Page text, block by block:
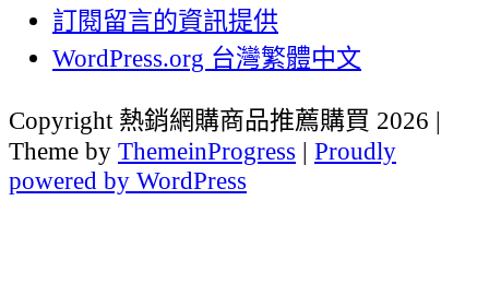
訂閱留言的資訊提供
WordPress.org 台灣繁體中文
Copyright 熱銷網購商品推薦購買 2026 |
Theme by ThemeinProgress | Proudly
powered by WordPress